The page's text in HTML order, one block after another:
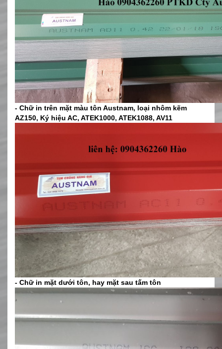
- Chữ in trên mặt màu tôn Austnam, loại nhôm kẽm
AZ150, Ký hiệu AC, ATEK1000, ATEK1088, AV11
- Chữ in mặt dưới tôn, hay mặt sau tấm tôn